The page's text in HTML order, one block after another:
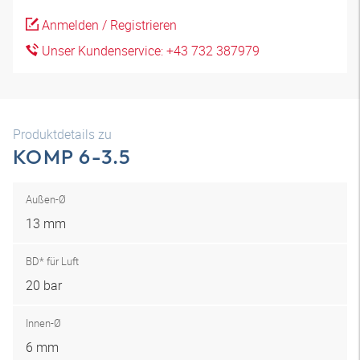
Anmelden / Registrieren
Unser Kundenservice: +43 732 387979
Produktdetails zu
KOMP 6-3.5
Außen-Ø
13 mm
BD* für Luft
20 bar
Innen-Ø
6 mm